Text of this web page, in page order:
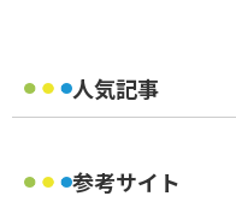
人気記事
参考サイト